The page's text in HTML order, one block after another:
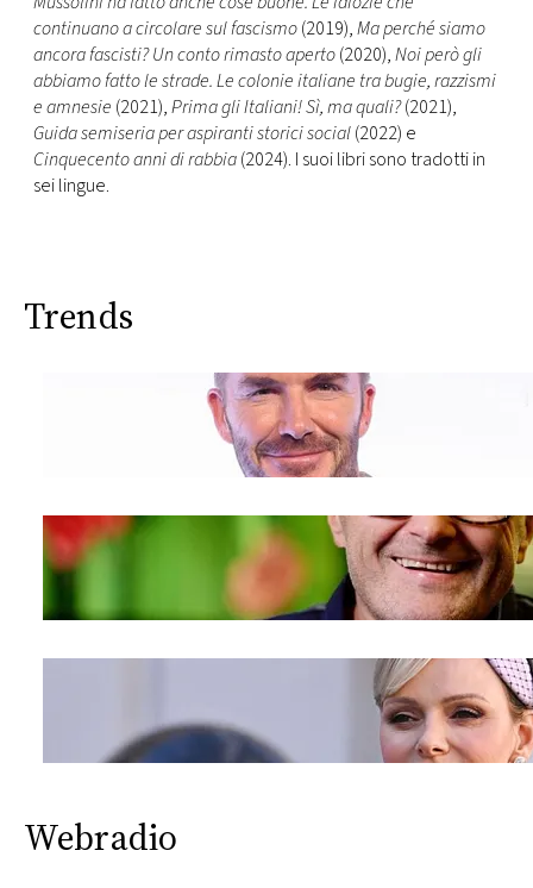
continuano a circolare sul fascismo(2019),Ma perché siamo
ancora fascisti? Un conto rimasto aperto(2020),Noi però gli
abbiamo fatto le strade. Le colonie italiane tra bugie, razzismi
e amnesie (2021),Prima gli Italiani! Sì, ma quali?(2021),
Guida semiseria per aspiranti storici social(2022) e
Cinquecento anni di rabbia(2024). I suoi libri sono tradotti in
sei lingue.
Trends
Webradio